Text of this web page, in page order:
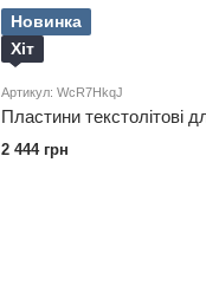
Новинка
Хіт
Артикул: WcR7HkqJ
Пластини текстолітові
2 444 грн